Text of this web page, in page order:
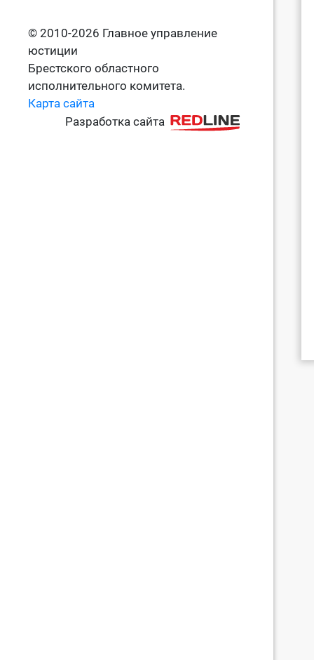
© 2010-2026 Главное управление
юстиции
Брестского областного
исполнительного комитета.
Карта сайта
Разработка сайта